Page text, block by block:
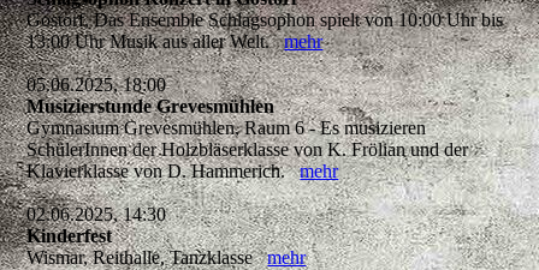
Gostorf, Das Ensemble Schlagsophon spielt von 10:00 Uhr bis
13:00 Uhr Musik aus aller Welt.mehr
05.06.2025, 18:00
Musizierstunde Grevesmühlen
Gymnasium Grevesmühlen, Raum 6 - Es musizieren
SchülerInnen der Holzbläserklasse von K. Frölian und der
Klavierklasse von D. Hammerich.mehr
02.06.2025, 14:30
Kinderfest
Wismar, Reithalle, Tanzklassemehr